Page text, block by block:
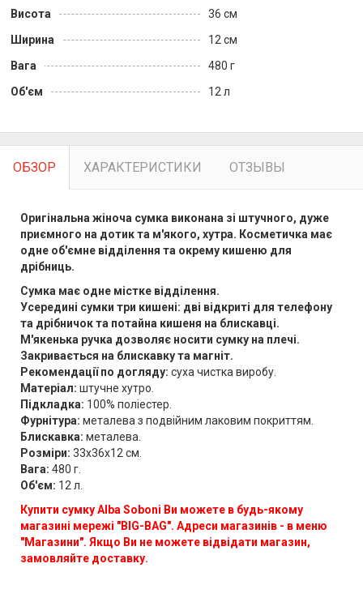
Висота
36 см
Ширина
12 см
Вага
480 г
Об'єм
12 л
ОБЗОР ХАРАКТЕРИСТИКИ ОТЗЫВЫ
Оригінальна жіноча сумка виконана зі штучного, дуже
приємного на дотик та м'якого, хутра. Косметичка має
одне об'ємне відділення та окрему кишеню для
дрібниць.
Сумка має одне містке відділення.
Усередині сумки три кишені: дві відкриті для телефону
та дрібничок та потайна кишеня на блискавці.
М'якенька ручка дозволяє носити сумку на плечі.
Закривається на блискавку та магніт.
Рекомендації по догляду: суха чистка виробу.
Матеріал: штучне хутро.
Підкладка: 100% поліестер.
Фурнітура: металева з подвійним лаковим покриттям.
Блискавка: металева.
Розміри: 33х36х12 см.
Вага: 480 г.
Об'єм: 12 л.
Купити сумку Alba Soboni Ви можете в будь-якому
магазині мережі "BIG-BAG". Адреси магазинів - в меню
"Магазини". Якщо Ви не можете відвідати магазин,
замовляйте доставку.